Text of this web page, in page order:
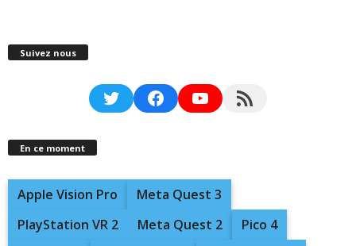
Suivez nous
TwitterFacebookYouTubeRSS Feed
En ce moment
Apple Vision Pro
Meta Quest 3
PlayStation VR 2
Meta Quest 2
Pico 4